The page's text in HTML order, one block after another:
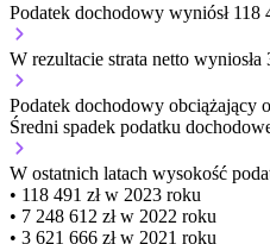
Podatek dochodowy wyniósł 118
W rezultacie strata netto wyniosła
Podatek dochodowy obciążający
Średni spadek podatku
W ostatnich latach wysokość
• 118 491 zł w 2023 roku
• 7 248 612 zł w 2022 roku
• 3 621 666 zł w 2021 roku